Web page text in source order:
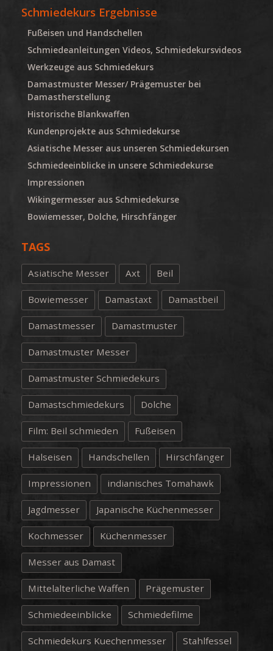
Schmiedekurs Ergebnisse
Fußeisen und Handschellen
Schmiedeanleitungen Videos, Schmiedekursvideos
Werkzeuge aus Schmiedekurs
Damastmuster Messer/ Prägemuster bei
Damastherstellung
Historische Blankwaffen
Kundenprojekte aus Schmiedekurse
Asiatische Messer aus unseren Schmiedekursen
Schmiedeeinblicke in unsere Schmiedekurse
Impressionen
Wikingermesser aus Schmiedekurse
Bowiemesser, Dolche, Hirschfänger
TAGS
Asiatische Messer Axt Beil
Bowiemesser Damastaxt Damastbeil
Damastmesser Damastmuster
Damastmuster Messer
Damastmuster Schmiedekurs
Damastschmiedekurs Dolche
Film: Beil schmieden Fußeisen
Halseisen Handschellen Hirschfänger
Impressionen indianisches Tomahawk
Jagdmesser Japanische Küchenmesser
Kochmesser Küchenmesser
Messer aus Damast
Mittelalterliche Waffen Prägemuster
Schmiedeeinblicke Schmiedefilme
Schmiedekurs Kuechenmesser Stahlfessel